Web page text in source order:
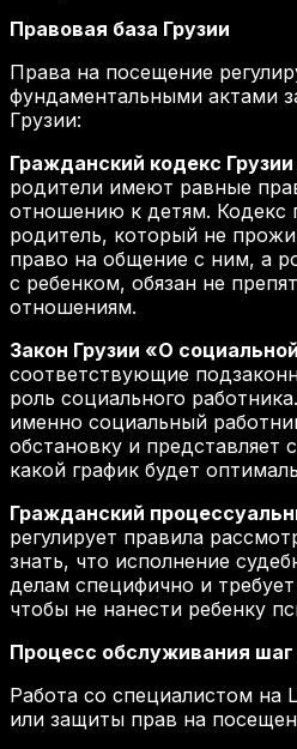
Правовая база Грузии
Права на посещение
фундаментальными актами
Грузии:
Гражданский кодекс Грузии
родители имеют равные
отношению к детям. Кодекс
родитель, который не
право на общение с ним, а
с ребенком, обязан не
отношениям.
Закон Грузии «О
соответствующие
роль социального
именно социальный
обстановку и представляет
какой график будет
Гражданский
регулирует правила
знать, что исполнение
делам специфично и
чтобы не нанести ребенку
Процесс обслуживания
Работа со специалистом на
или защиты прав на